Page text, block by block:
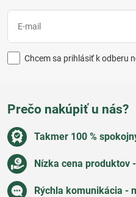
Chcem sa prihlásiť k odberu
Prečo nakúpiť u nás?
Takmer 100 %
Nízka cena produktov
Rýchla komunikácia -